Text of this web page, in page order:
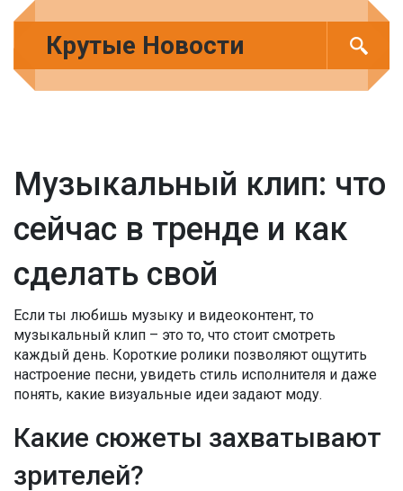
Крутые Новости
Музыкальный клип: что
сейчас в тренде и как
сделать свой
Если ты любишь музыку и видеоконтент, то
музыкальный клип – это то, что стоит смотреть
каждый день. Короткие ролики позволяют ощутить
настроение песни, увидеть стиль исполнителя и даже
понять, какие визуальные идеи задают моду.
Какие сюжеты захватывают
зрителей?